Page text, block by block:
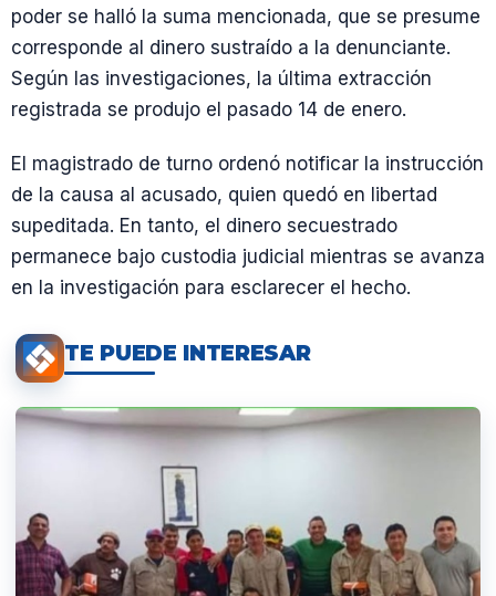
poder se halló la suma mencionada, que se presume
corresponde al dinero sustraído a la denunciante.
Según las investigaciones, la última extracción
registrada se produjo el pasado 14 de enero.
El magistrado de turno ordenó notificar la instrucción
de la causa al acusado, quien quedó en libertad
supeditada. En tanto, el dinero secuestrado
permanece bajo custodia judicial mientras se avanza
en la investigación para esclarecer el hecho.
TE PUEDE INTERESAR